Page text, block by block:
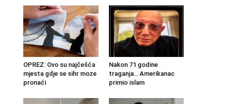
OPREZ: Ovo su najčešća
mjesta gdje se sihr moze
pronaći
Nakon 71 godine
traganja… Amerikanac
primio islam